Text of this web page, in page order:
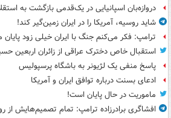
دروازه‌بان اسپانیایی در یک‌قدمی بازگشت به
شاید روسیه، آمریکا را در ایران زمین‌گیر کند!
ترامپ: فکر می‌کنم جنگ با ایران خیلی زود پایان
استقبال خاص دخترک عراقی از زائران اربعین
پاسخ منفی یک لژیونر به باشگاه پرسپولیس
ادعای بسنت درباره توافق ایران و آمریکا
ماموریت در حال پایان است!
افشاگری برادرزاده ترامپ: تمام تصمیم‌هایش